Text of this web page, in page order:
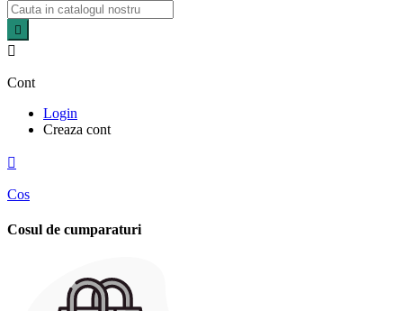


Cont
Login
Creaza cont

Cos
Cosul de cumparaturi